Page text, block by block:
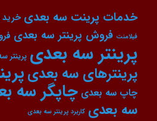
خدمات پرینت سه بعدی خرید
فیلامنت فروش پرینتر سه بعدی
پرینتر سه بعدی
پرینترهای سه بعدی
چاپ سه بعدی چاپگر سه
سه بعدی کاربرد پرینتر سه بعدی